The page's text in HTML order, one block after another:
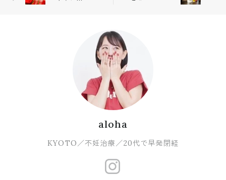
aloha
KYOTO／不妊治療／20代で早発閉経